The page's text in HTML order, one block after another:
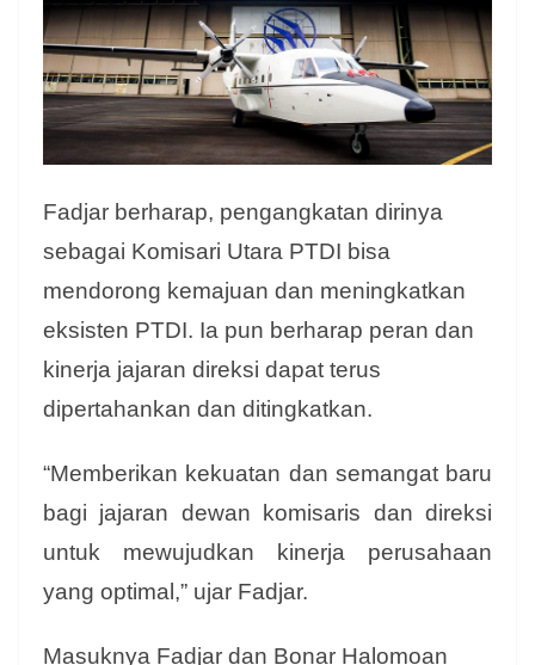
Fadjar berharap, pengangkatan dirinya
sebagai Komisari Utara PTDI bisa
mendorong kemajuan dan meningkatkan
eksisten PTDI. Ia pun berharap peran dan
kinerja jajaran direksi dapat terus
dipertahankan dan ditingkatkan.
“Memberikan kekuatan dan semangat baru
bagi jajaran dewan komisaris dan direksi
untuk mewujudkan kinerja perusahaan
yang optimal,” ujar Fadjar.
Masuknya Fadjar dan Bonar Halomoan